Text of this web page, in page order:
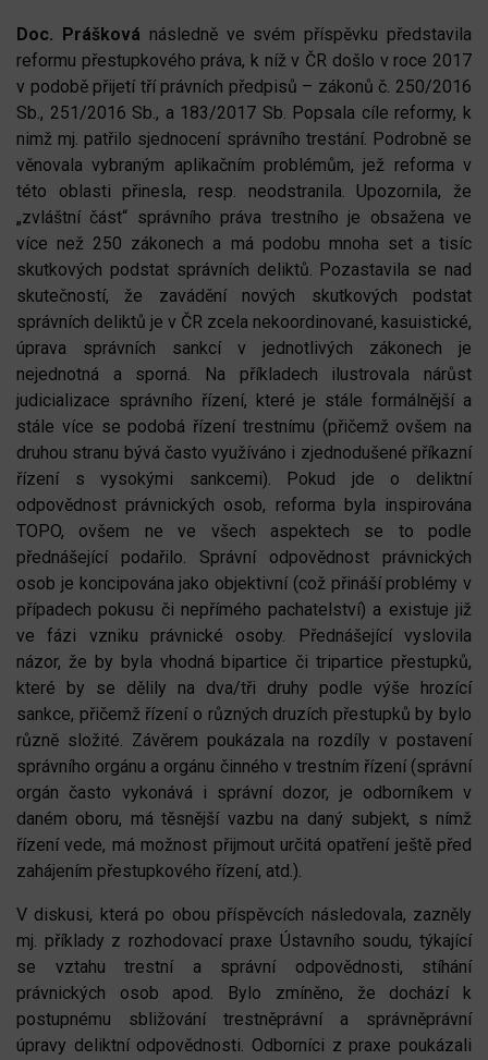
Doc. Prášková následně ve svém příspěvku představila
reformu přestupkového práva, k níž v ČR došlo v roce 2017
v podobě přijetí tří právních předpisů – zákonů č. 250/2016
Sb., 251/2016 Sb., a 183/2017 Sb. Popsala cíle reformy, k
nimž mj. patřilo sjednocení správního trestání. Podrobně se
věnovala vybraným aplikačním problémům, jež reforma v
této oblasti přinesla, resp. neodstranila. Upozornila, že
„zvláštní část“ správního práva trestního je obsažena ve
více než 250 zákonech a má podobu mnoha set a tisíc
skutkových podstat správních deliktů. Pozastavila se nad
skutečností, že zavádění nových skutkových podstat
správních deliktů je v ČR zcela nekoordinované, kasuistické,
úprava správních sankcí v jednotlivých zákonech je
nejednotná a sporná. Na příkladech ilustrovala nárůst
judicializace správního řízení, které je stále formálnější a
stále více se podobá řízení trestnímu (přičemž ovšem na
druhou stranu bývá často využíváno i zjednodušené příkazní
řízení s vysokými sankcemi). Pokud jde o deliktní
odpovědnost právnických osob, reforma byla inspirována
TOPO, ovšem ne ve všech aspektech se to podle
přednášející podařilo. Správní odpovědnost právnických
osob je koncipována jako objektivní (což přináší problémy v
případech pokusu či nepřímého pachatelství) a existuje již
ve fázi vzniku právnické osoby. Přednášející vyslovila
názor, že by byla vhodná bipartice či tripartice přestupků,
které by se dělily na dva/tři druhy podle výše hrozící
sankce, přičemž řízení o různých druzích přestupků by bylo
různě složité. Závěrem poukázala na rozdíly v postavení
správního orgánu a orgánu činného v trestním řízení (správní
orgán často vykonává i správní dozor, je odborníkem v
daném oboru, má těsnější vazbu na daný subjekt, s nímž
řízení vede, má možnost přijmout určitá opatření ještě před
zahájením přestupkového řízení, atd.).
V diskusi, která po obou příspěvcích následovala, zazněly
mj. příklady z rozhodovací praxe Ústavního soudu, týkající
se vztahu trestní a správní odpovědnosti, stíhání
právnických osob apod. Bylo zmíněno, že dochází k
postupnému sbližování trestněprávní a správněprávní
úpravy deliktní odpovědnosti. Odborníci z praxe poukázali